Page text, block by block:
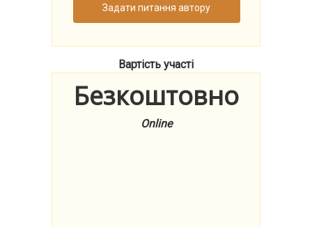
Задати питання автору
Вартість участі
Безкоштовно
Online